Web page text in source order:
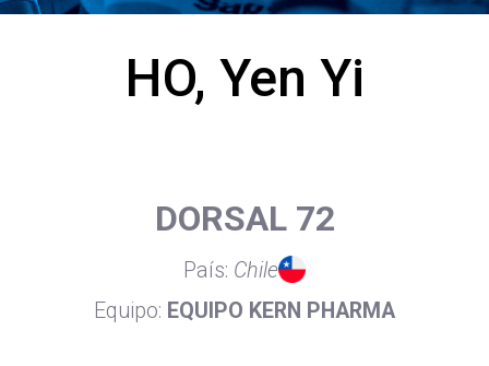
HO, Yen Yi
DORSAL 72
País: Chile
Equipo: EQUIPO KERN PHARMA